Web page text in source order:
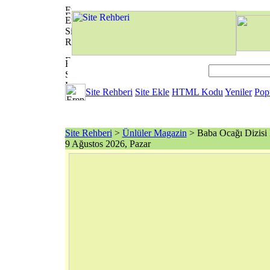
Site Rehberi Site Ekle HTML Kodu Yeniler
Site Rehberi > Ünlüler Magazin > Baba Ocağı Dizisi
9 Ağustos 2026, Pazar